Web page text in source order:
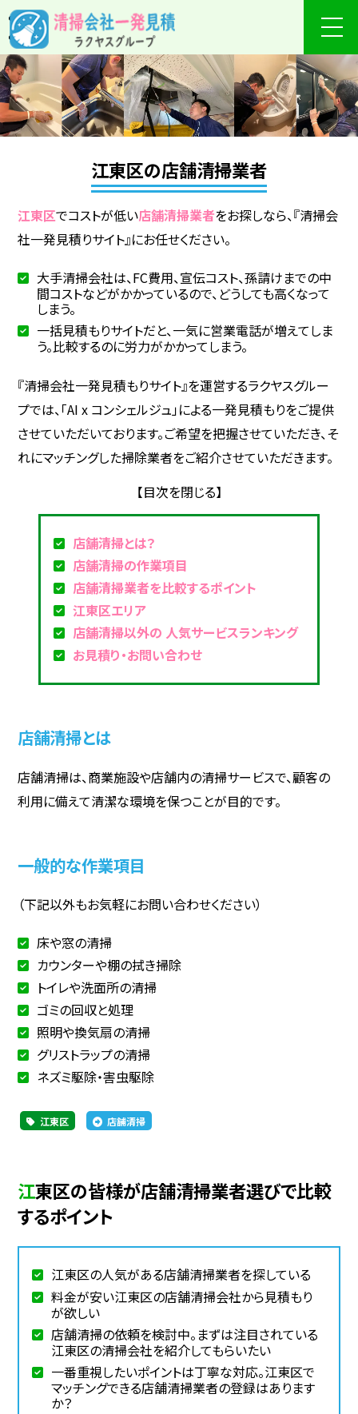
江東区の店舗清掃業者
江東区でコストが低い店舗清掃業者をお探しなら、『清掃会
社一発見積りサイト』にお任せください。
大手清掃会社は、FC費用、宣伝コスト、孫請けまでの中
間コストなどがかかっているので、どうしても高くなって
しまう。
一括見積もりサイトだと、一気に営業電話が増えてしま
う。比較するのに労力がかかってしまう。
『清掃会社一発見積もりサイト』を運営するラクヤスグルー
プでは、「AI x コンシェルジュ」による一発見積もりをご提供
させていただいております。ご希望を把握させていただき、そ
れにマッチングした掃除業者をご紹介させていただきます。
店舗清掃とは？
店舗清掃の作業項目
店舗清掃業者を比較するポイント
江東区エリア
店舗清掃以外の 人気サービスランキング
お見積り・お問い合わせ
店舗清掃とは
店舗清掃は、商業施設や店舗内の清掃サービスで、顧客の
利用に備えて清潔な環境を保つことが目的です。
一般的な作業項目
（下記以外もお気軽にお問い合わせください）
床や窓の清掃
カウンターや棚の拭き掃除
トイレや洗面所の清掃
ゴミの回収と処理
照明や換気扇の清掃
グリストラップの清掃
ネズミ駆除・害虫駆除
江東区 店舗清掃
江東区の皆様が店舗清掃業者選びで比較
するポイント
江東区の人気がある店舗清掃業者を探している
料金が安い江東区の店舗清掃会社から見積もり
が欲しい
店舗清掃の依頼を検討中。まずは注目されている
江東区の清掃会社を紹介してもらいたい
一番重視したいポイントは丁寧な対応。江東区で
マッチングできる店舗清掃業者の登録はあります
か？